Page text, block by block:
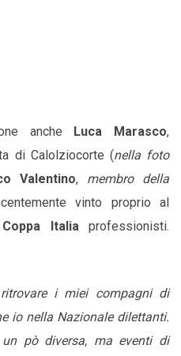
anche Luca Marasco,
di Calolziocorte (nella foto
Valentino, membro della
vinto proprio al
Coppa Italiaprofessionisti.
i miei compagni di
io nella Nazionale dilettanti.
pò diversa, ma eventi di